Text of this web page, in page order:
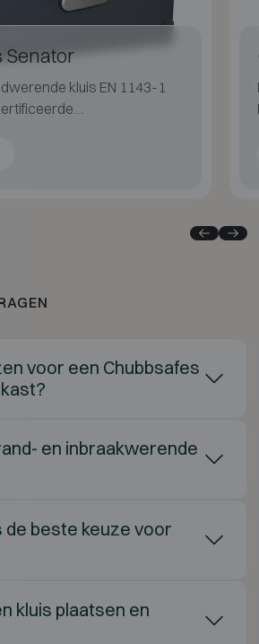
Senator
kluis EN 1143-1
voor een Chubbsafes
en inbraakwerende
de beste keuze voor
kluis plaatsen en